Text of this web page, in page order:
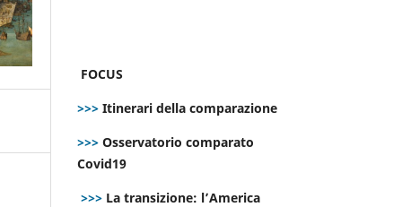
FOCUS
>>> Itinerari della comparazione
>>> Osservatorio comparato
Covid19
>>> La transizione: l’America